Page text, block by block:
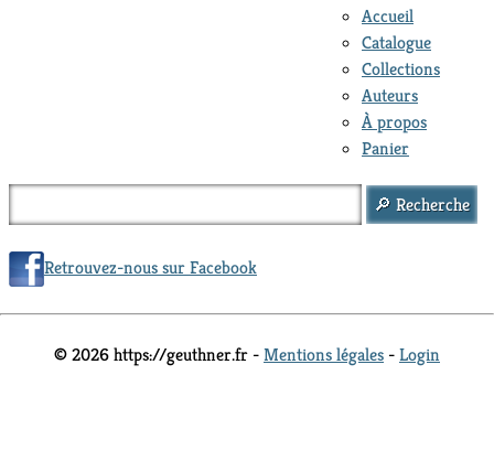
Accueil
Catalogue
Collections
Auteurs
À propos
Panier
Retrouvez-nous sur Facebook
© 2026 https://geuthner.fr -Mentions légales -Login